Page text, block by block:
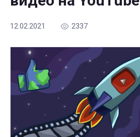
12.02.2021 2337